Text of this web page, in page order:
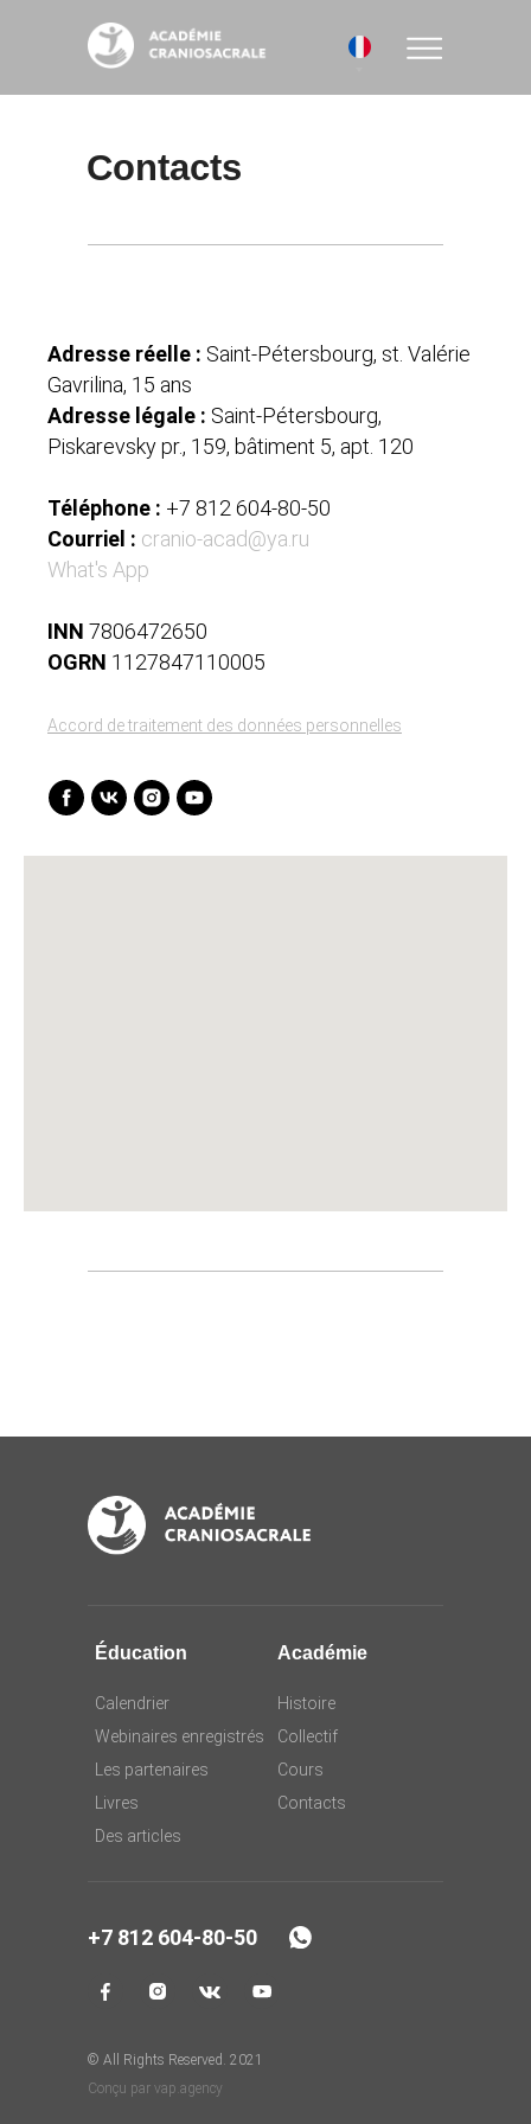
Contacts
Adresse réelle : Saint-Pétersbourg, st. Valérie
Gavrilina, 15 ans
Adresse légale : Saint-Pétersbourg,
Piskarevsky pr., 159, bâtiment 5, apt. 120
Téléphone : +7 812 604-80-50
Courriel : cranio-acad@ya.ru
What's App
INN 7806472650
OGRN 1127847110005
Accord de traitement des données personnelles
+7 812 604-80-50
© All Rights Reserved. 2021
Conçu par vap.agency
Académie
Histoire
Collectif
Cours
Contacts
Éducation
Calendrier
Webinaires enregistrés
Les partenaires
Livres
Des articles